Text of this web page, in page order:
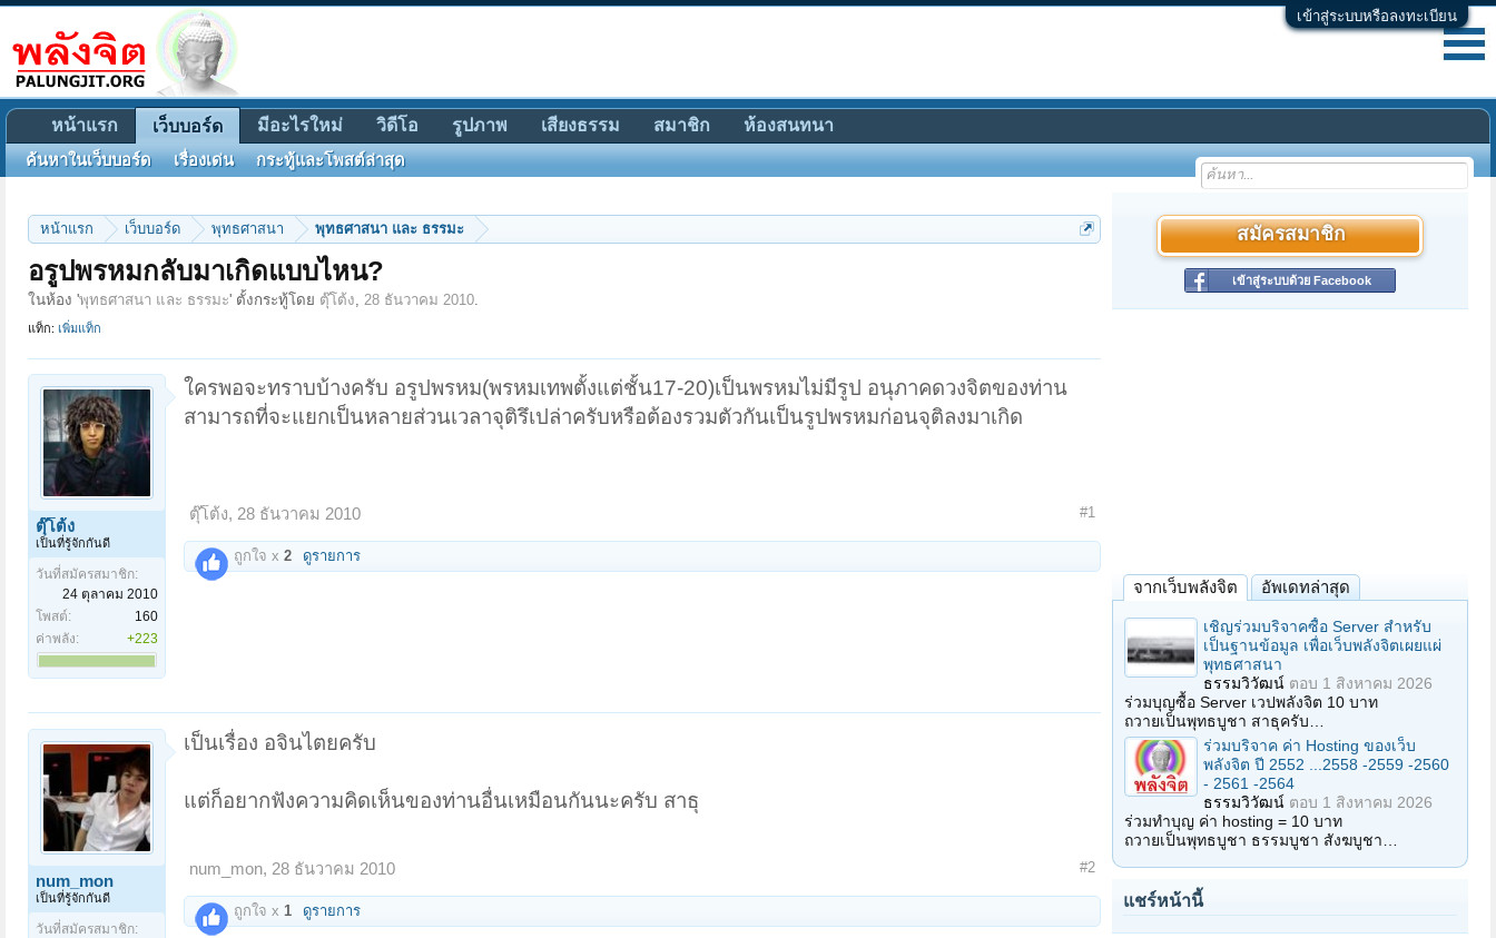
เข้าสู่ระบบหรือลงทะเบียน
หน้าแรก เว็บบอร์ด พุทธศาสนา พุทธศาสนา และ ธรรมะ
อรูปพรหมกลับมาเกิดแบบไหน?
ในห้อง 'พุทธศาสนา และ ธรรมะ' ตั้งกระทู้โดย ตุ๊โต้ง, 28 ธันวาคม 2010.
แท็ก: เพิ่มแท็ก
ตุ๊โต้ง
เป็นที่รู้จักกันดี
วันที่สมัครสมาชิก:
24 ตุลาคม 2010
โพสต์:
160
ค่าพลัง:
+223
ใครพอจะทราบบ้างครับ อรูปพรหม(พรหมเทพตั้งแต่ชั้น17-20)เป็นพรหมไม่มีรูป อนุภาคดวงจิตของท่าน
สามารถที่จะแยกเป็นหลายส่วนเวลาจุติรึเปล่าครับหรือต้องรวมตัวกันเป็นรูปพรหมก่อนจุติลงมาเกิด
ตุ๊โต้ง, 28 ธันวาคม 2010 #1
ถูกใจ x 2 ดูรายการ
num_mon
เป็นที่รู้จักกันดี
วันที่สมัครสมาชิก:
เป็นเรื่อง อจินไตยครับ
แต่ก็อยากฟังความคิดเห็นของท่านอื่นเหมือนกันนะครับ สาธุ
num_mon, 28 ธันวาคม 2010 #2
ถูกใจ x 1 ดูรายการ
สมัครสมาชิก
เข้าสู่ระบบด้วย Facebook
จากเว็บพลังจิต อัพเดทล่าสุด
เชิญร่วมบริจาคซื้อ Server สำหรับ
เป็นฐานข้อมูล เพื่อเว็บพลังจิตเผยแผ่
พุทธศาสนา
ธรรมวิวัฒน์ ตอบ 1 สิงหาคม 2026
ร่วมบุญซื้อ Server เวปพลังจิต 10 บาท
ถวายเป็นพุทธบูชา สาธุครับ…
ร่วมบริจาค ค่า Hosting ของเว็บ
พลังจิต ปี 2552 ...2558 -2559 -2560
- 2561 -2564
ธรรมวิวัฒน์ ตอบ 1 สิงหาคม 2026
ร่วมทำบุญ ค่า hosting = 10 บาท
ถวายเป็นพุทธบูชา ธรรมบูชา สังฆบูชา…
แชร์หน้านี้
หน้าแรก เว็บบอร์ด
ค้นหาในเว็บบอร์ด เรื่องเด่น กระทู้และโพสต์ล่าสุด
มีอะไรใหม่ วิดีโอ รูปภาพ เสียงธรรม สมาชิก ห้องสนทนา